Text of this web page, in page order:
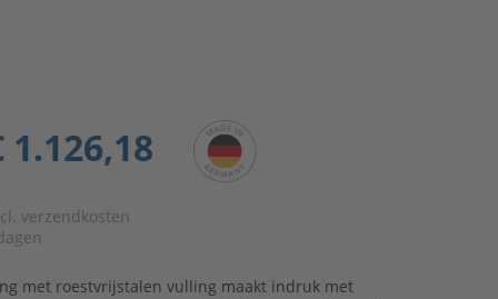
verzendkosten
met roestvrijstalen vulling maakt indruk met